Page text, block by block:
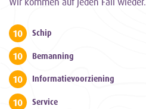
10 Schip
10 Bemanning
10 Informatievoorziening
10 Service